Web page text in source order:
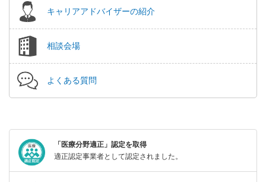
キャリアアドバイザーの紹介
相談会場
よくある質問
「医療分野適正」認定を取得
適正認定事業者として認定されました。